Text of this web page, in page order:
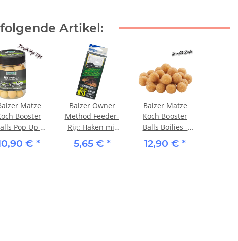
Artikel:
Matze
Booster
Pop Up -
€ *
Balzer Owner
Method Feeder-
Rig: Haken mit
(Schonhaken)
5,65 € *
Balzer Matze
Koch Booster
Balls Boilies -
12,90 € *